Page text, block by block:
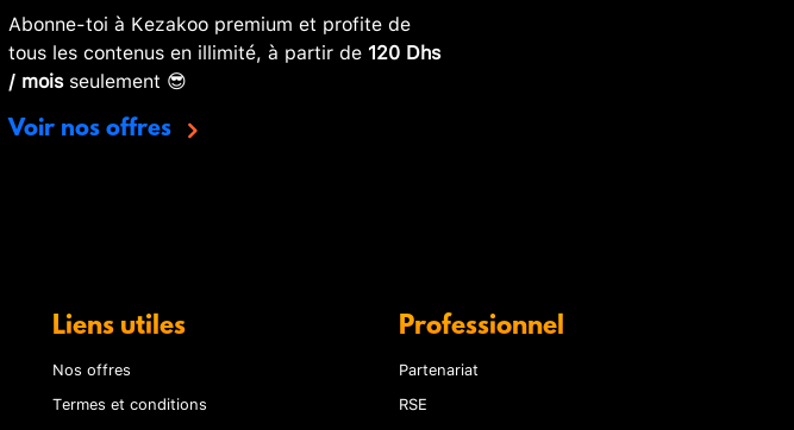
Abonne-toi à Kezakoo premium et profite de
tous les contenus en illimité, à partir de 120 Dhs
/ moisseulement 😎
Voir nos offres
Liens utiles
Nos offres
Termes et conditions
Professionnel
Partenariat
RSE